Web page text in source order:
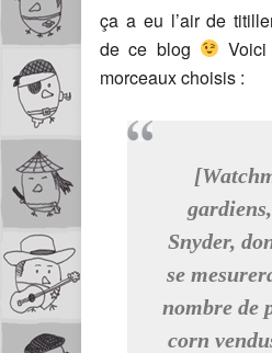
ça a eu l’air de
de ce blog
morceaux choisis :
Snyder,
se
nombre de
corn